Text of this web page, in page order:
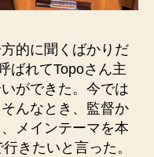
的に聞くばかりだ
ばれてTopoさん主
ができた。今では
んなとき、監督か
メインテーマを本
きたいと言った。